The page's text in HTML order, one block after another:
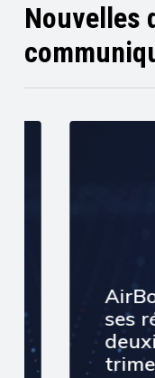
Nouvelles
ses